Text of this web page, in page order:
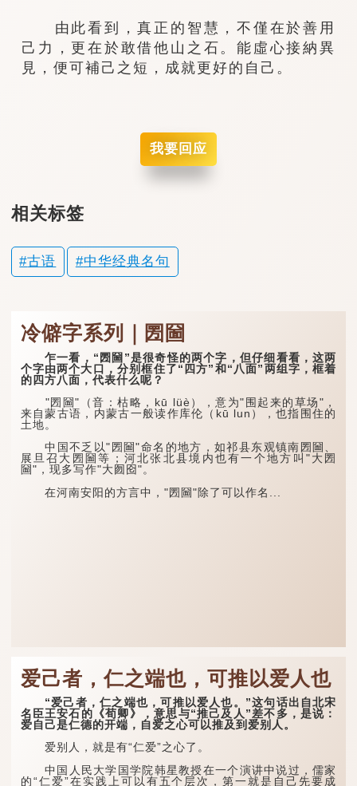
由此看到，真正的智慧，不僅在於善用
己力，更在於敢借他山之石。能虛心接納異
見，便可補己之短，成就更好的自己。
我要回应
相关标签
古语 中华经典名句
冷僻字系列｜圐圙
乍一看，“圐圙”是很奇怪的两个字，但仔细看看，这两
个字由两个大口，分别框住了“四方”和“八面”两组字，框着
的四方八面，代表什么呢？
"圐圙"（音：枯略，kū lüè），意为"围起来的草场"，
来自蒙古语，内蒙古一般读作库伦（kū lun），也指围住的
土地。
中国不乏以"圐圙"命名的地方，如祁县东观镇南圐圙、
展旦召大圐圙等；河北张北县境内也有一个地方叫"大圐
圙"，现多写作"大囫囵"。
在河南安阳的方言中，"圐圙"除了可以作名...
爱己者，仁之端也，可推以爱人也
“爱己者，仁之端也，可推以爱人也。”这句话出自北宋
名臣王安石的《荀卿》，意思与“推己及人”差不多，是说：
爱自己是仁德的开端，自爱之心可以推及到爱别人。
爱别人，就是有“仁爱”之心了。
中国人民大学国学院韩星教授在一个演讲中说过，儒家
的“仁爱”在实践上可以有五个层次，第一就是自己先要成